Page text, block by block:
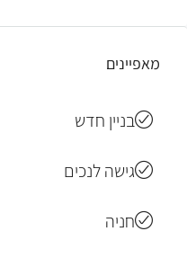
מאפיינים
בניין חדש
גישה לנכים
חניה